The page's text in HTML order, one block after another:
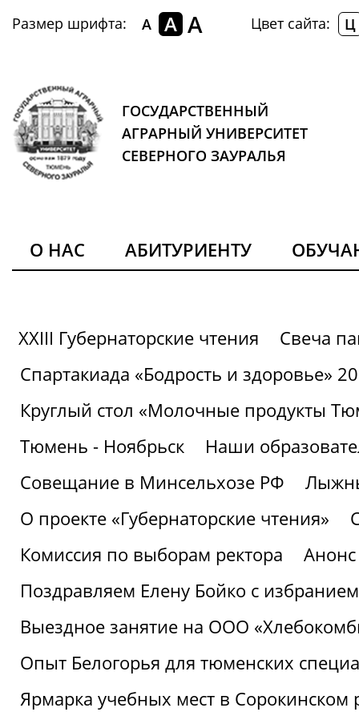
Размер шрифта: A A A Цвет сайта: Ц
ГОСУДАРСТВЕННЫЙ
АГРАРНЫЙ УНИВЕРСИТЕТ
СЕВЕРНОГО ЗАУРАЛЬЯ
О НАС АБИТУРИЕНТУ
XXIII Губернаторские чтения
Свеча
Спартакиада «Бодрость и здоровье»
Круглый стол «Молочные продукты
Тюмень - Ноябрьск
Наши
Совещание в Минсельхозе РФ
О проекте «Губернаторские чтения»
Комиссия по выборам ректора
Поздравляем Елену Бойко с
Выездное занятие на ООО
Опыт Белогорья для тюменских
Ярмарка учебных мест в Сорокинском